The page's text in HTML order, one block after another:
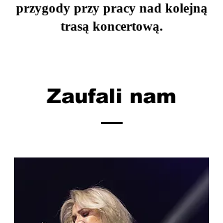
przygody przy pracy nad kolejną
trasą koncertową.
Zaufali nam